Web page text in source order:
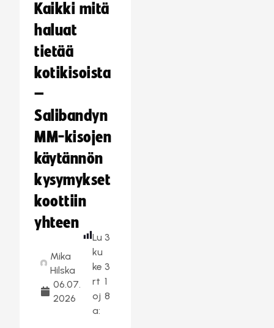
Kaikki mitä
haluat
tietää
kotikisoista
–
Salibandyn
MM-kisojen
käytännön
kysymykset
koottiin
yhteen
Mika
Hilska
06.07.
2026
Lu
ku
ke
rt
oj
a:
3
3
1
8